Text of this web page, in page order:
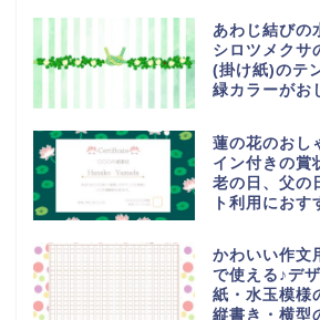
あわじ結びの
シロツメクサ
(掛け紙)のテ
緑カラーがお
蓮の花のおし
イン付きの賞
老の日、父の
ト利用におす
かわいい作文
で使える♪デ
紙・水玉模様
縦書き・横型